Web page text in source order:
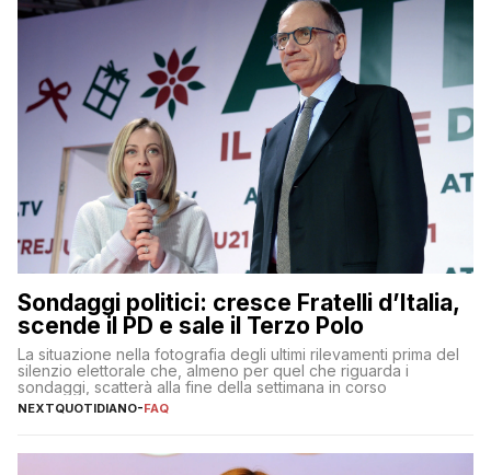
Sondaggi politici: cresce Fratelli d’Italia,
scende il PD e sale il Terzo Polo
La situazione nella fotografia degli ultimi rilevamenti prima del
silenzio elettorale che, almeno per quel che riguarda i
sondaggi, scatterà alla fine della settimana in corso
NEXTQUOTIDIANO-FAQ